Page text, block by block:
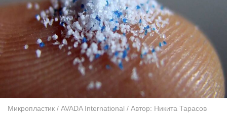
Микропластик / AVADA International / Автор: Никита Тарасов